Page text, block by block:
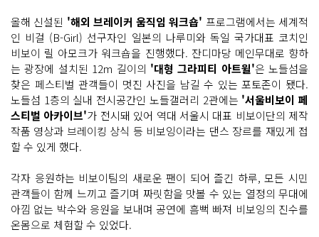
올해 신설된 '해외 브레이커 움직임 워크숍' 프로그램에서는 세계적
인 비걸 (B-Girl) 선구자인 일본의 나루미와 독일 국가대표 코치인
비보이 릴 아모크가 워크숍을 진행했다. 잔디마당 메인무대로 향하
는 광장에 설치된 12m 길이의 '대형 그라피티 아트윌'은 노들섬을
찾은 페스티벌 관객들이 멋진 사진을 남길 수 있는 포토존이 됐다.
노들섬 1층의 실내 전시공간인 노들갤러리 2관에는 '서울비보이 페
스티벌 아카이브'가 전시돼 있어 역대 서울시 대표 비보이단의 제작
작품 영상과 브레이킹 상식 등 비보잉이라는 댄스 장르를 재밌게 접
할 수 있게 했다.
각자 응원하는 비보이팀의 새로운 팬이 되어 즐긴 하루, 모든 시민
관객들이 함께 느끼고 즐기며 짜릿함을 맛볼 수 있는 열정의 무대에
아낌 없는 박수와 응원을 보내며 공연에 흠뻑 빠져 비보잉의 진수를
온몸으로 체험할 수 있었다.